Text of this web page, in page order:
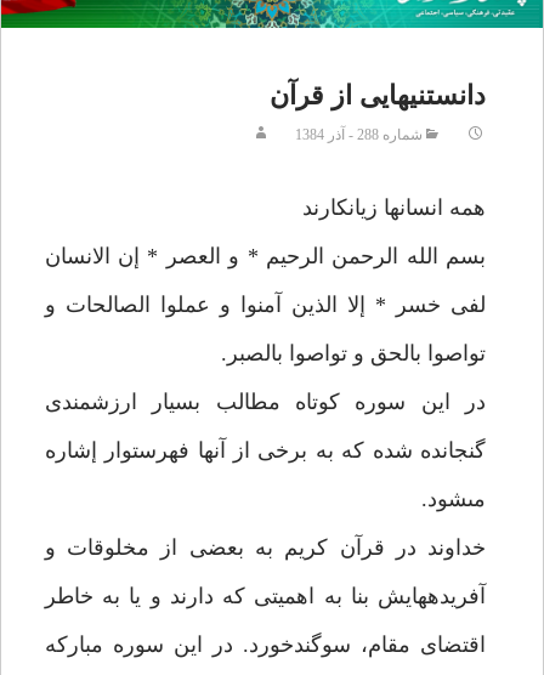
دانستنيهايى از قرآن‏
شماره 288 - آذر 1384
همه انسانها زيانكارند
بسم الله الرحمن الرحيم * و العصر * إن الانسان
لفى خسر * إلا الذين آمنوا و عملوا الصالحات و
تواصوا بالحق و تواصوا بالصبر.
در اين سوره كوتاه مطالب بسيار ارزشمندى
گنجانده شده كه به برخى از آنها فهرستوار إشاره
مى‏شود.
خداوند در قرآن كريم به بعضى از مخلوقات و
آفريده‏هايش بنا به اهميتى كه دارند و يا به خاطر
اقتضاى مقام، سوگندخورد. در اين سوره مباركه